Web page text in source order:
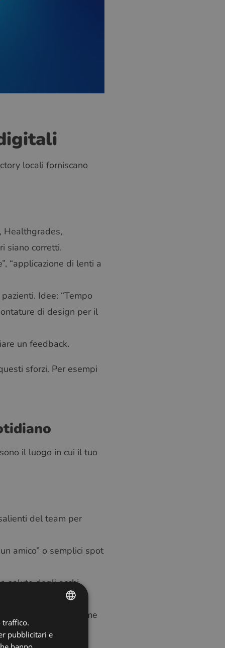
locali forniscano
Healthgrades,
siano corretti.
“applicazione di lenti a
Idee: “Tempo
di design per il
un feedback.
sforzi. Per esempi
il luogo in cui il tuo
del team per
amico” o semplici spot
salute degli occhi
chiamandoli per nome
POLISH
traffico.
pubblicitari e